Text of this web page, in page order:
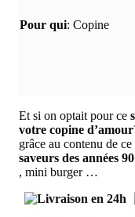
Et si on optait pour ce
votre copine d’amour
grâce au contenu de ce
saveurs des années 90
, mini burger …
Pour qui: Copine